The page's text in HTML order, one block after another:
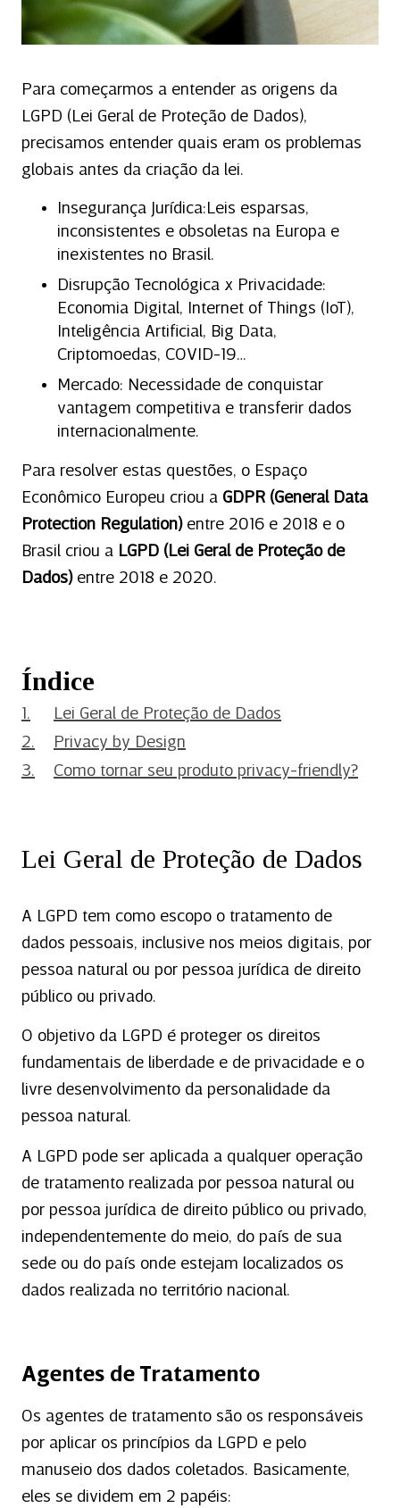
Para começarmos a entender as origens da
LGPD (Lei Geral de Proteção de Dados),
precisamos entender quais eram os problemas
globais antes da criação da lei.
Insegurança Jurídica:Leis esparsas,
inconsistentes e obsoletas na Europa e
inexistentes no Brasil.
Disrupção Tecnológica x Privacidade:
Economia Digital, Internet of Things (IoT),
Inteligência Artificial, Big Data,
Criptomoedas, COVID-19…
Mercado: Necessidade de conquistar
vantagem competitiva e transferir dados
internacionalmente.
Para resolver estas questões, o Espaço
Econômico Europeu criou a GDPR (General Data
Protection Regulation)entre 2016 e 2018 e o
Brasil criou a LGPD (Lei Geral de Proteção de
Dados)entre 2018 e 2020.
Índice
Lei Geral de Proteção de Dados
Privacy by Design
Como tornar seu produto privacy-friendly?
Lei Geral de Proteção de Dados
A LGPD tem como escopo o tratamento de
dados pessoais, inclusive nos meios digitais, por
pessoa natural ou por pessoa jurídica de direito
público ou privado.
O objetivo da LGPD é proteger os direitos
fundamentais de liberdade e de privacidade e o
livre desenvolvimento da personalidade da
pessoa natural.
A LGPD pode ser aplicada a qualquer operação
de tratamento realizada por pessoa natural ou
por pessoa jurídica de direito público ou privado,
independentemente do meio, do país de sua
sede ou do país onde estejam localizados os
dados realizada no território nacional.
Agentes de Tratamento
Os agentes de tratamento são os responsáveis
por aplicar os princípios da LGPD e pelo
manuseio dos dados coletados. Basicamente,
eles se dividem em 2 papéis: